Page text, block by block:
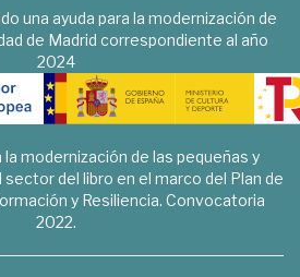
una ayuda para la modernización de
de Madrid correspondiente al año
2024
la modernización de las pequeñas y
del libro en el marco del Plan de
y Resiliencia. Convocatoria
2022.